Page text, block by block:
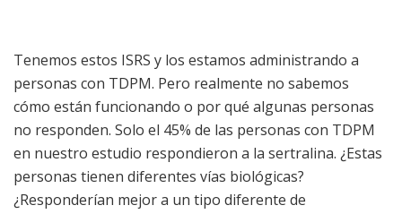
Tenemos estos ISRS y los estamos administrando a
personas con TDPM. Pero realmente no sabemos
cómo están funcionando o por qué algunas personas
no responden. Solo el 45% de las personas con TDPM
en nuestro estudio respondieron a la sertralina. ¿Estas
personas tienen diferentes vías biológicas?
¿Responderían mejor a un tipo diferente de